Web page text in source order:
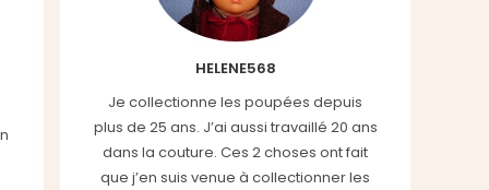
HELENE568
Je collectionne les poupées depuis
plus de 25 ans. J’ai aussi travaillé 20 ans
dans la couture. Ces 2 choses ont fait
que j’en suis venue à collectionner les